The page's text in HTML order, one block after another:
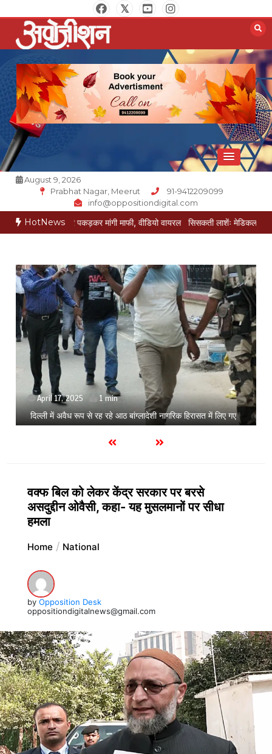
to
content
Opposition Digital
August 9, 2026
Prabhat Nagar, Meerut
91-9412209099
info@oppositiondigital.com
HotNews
पैर पकड़कर मांगी माफी, वीडियो वायरल सिसकती लाशेंः मेडिकल के लावारिस वार्ड में
September 3, 2025
Zomato से फूड ऑर्डर करना पड़ेगा महंगा, कंपनी ने 20% बढ़ाई
प्लेटफॉर्म फीस
वक्फ बिल को लेकर केंद्र सरकार पर बरसे
असदुद्दीन ओवैसी, कहा- यह मुसलमानों पर सीधा
हमला
Home National
by Opposition Desk
oppositiondigitalnews@gmail.com